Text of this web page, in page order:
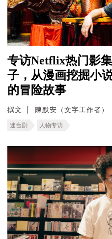
专访Netflix热门影
子，从漫画挖掘小
的冒险故事
撰文 陳默安（文字工作者）
迷台剧 人物专访